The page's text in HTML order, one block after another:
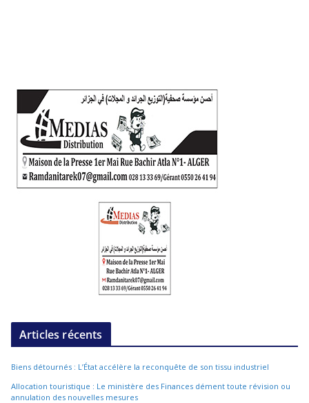
Articles récents
Biens détournés : L’État accélère la reconquête de son tissu industriel
Allocation touristique : Le ministère des Finances dément toute révision ou
annulation des nouvelles mesures